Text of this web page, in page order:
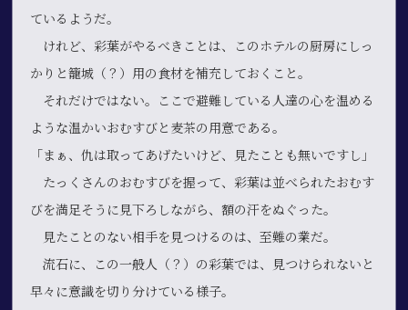
ているようだ。
けれど、彩葉がやるべきことは、このホテルの厨房にしっ
かりと籠城（？）用の食材を補充しておくこと。
それだけではない。ここで避難している人達の心を温める
ような温かいおむすびと麦茶の用意である。
「まぁ、仇は取ってあげたいけど、見たことも無いですし」
たっくさんのおむすびを握って、彩葉は並べられたおむす
びを満足そうに見下ろしながら、額の汗をぬぐった。
見たことのない相手を見つけるのは、至難の業だ。
流石に、この一般人（？）の彩葉では、見つけられないと
早々に意識を切り分けている様子。